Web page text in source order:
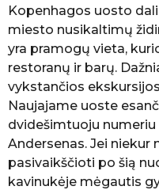
Kopenhagos uosto
miesto nusikaltimų
yra pramogų vieta,
restoranų ir barų.
vykstančios
Naujajame uoste
dvidešimtuoju
Andersenas. Jei niekur
pasivaikščioti po šią
kavinukėje mėgautis